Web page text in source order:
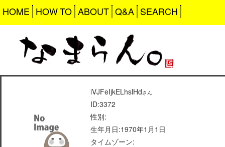
HOME HOW TO ABOUT Q&A SEARCH
iVJFeIjkELhslHdさん
ID:3372
性別:
生年月日:1970年1月1日
タイムゾーン: